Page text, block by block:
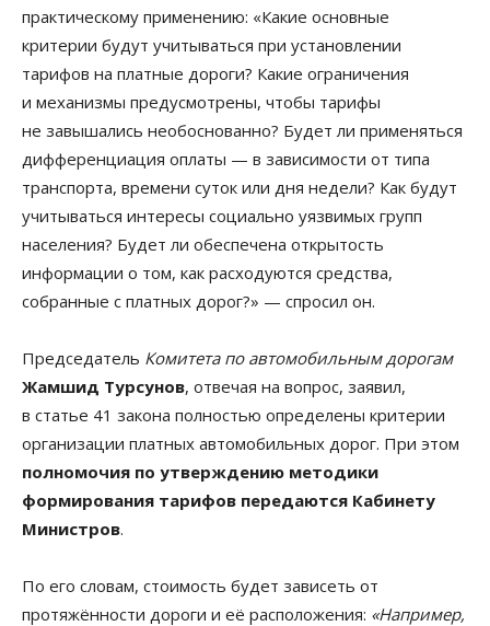
практическому применению: «Какие основные
критерии будут учитываться при установлении
тарифов на платные дороги? Какие ограничения
и механизмы предусмотрены, чтобы тарифы
не завышались необоснованно? Будет ли применяться
дифференциация оплаты — в зависимости от типа
транспорта, времени суток или дня недели? Как будут
учитываться интересы социально уязвимых групп
населения? Будет ли обеспечена открытость
информации о том, как расходуются средства,
собранные с платных дорог?» — спросил он.
Председатель Комитета по автомобильным дорогам
Жамшид Турсунов, отвечая на вопрос, заявил,
в статье 41 закона полностью определены критерии
организации платных автомобильных дорог. При этом
полномочия по утверждению методики
формирования тарифов передаются Кабинету
Министров.
По его словам, стоимость будет зависеть от
протяжённости дороги и её расположения: «Например,